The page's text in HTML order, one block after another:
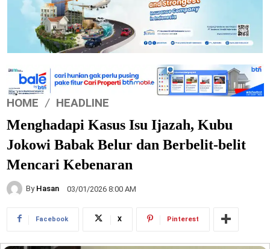
HOME HEADLINE
Menghadapi Kasus Isu Ijazah, Kubu
Jokowi Babak Belur dan Berbelit-belit
Mencari Kebenaran
By Hasan 03/01/2026 8:00 AM
Facebook X Pinterest